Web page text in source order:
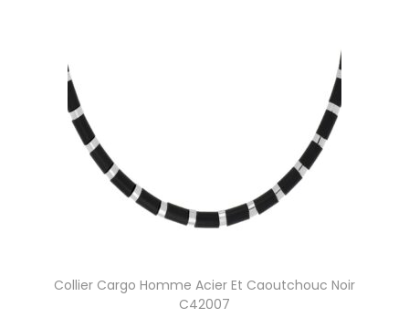
Collier Cargo Homme Acier Et Caoutchouc Noir
C42007